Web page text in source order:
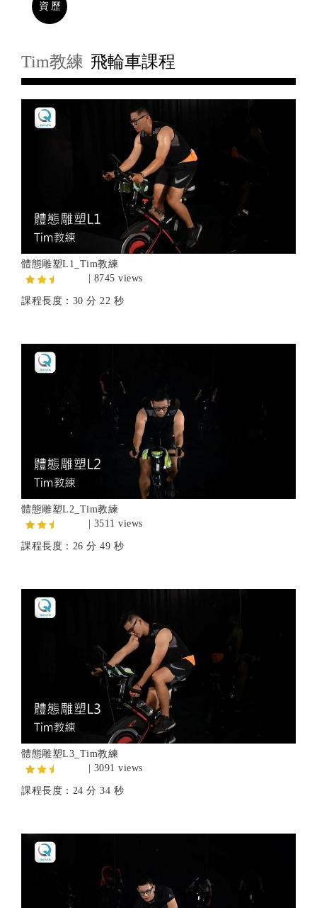
資歷
Tim教練 飛輪車課程
體態雕塑L1_Tim教練
| 8745 views
課程長度：30 分 22 秒
體態雕塑L2_Tim教練
| 3511 views
課程長度：26 分 49 秒
體態雕塑L3_Tim教練
| 3091 views
課程長度：24 分 34 秒